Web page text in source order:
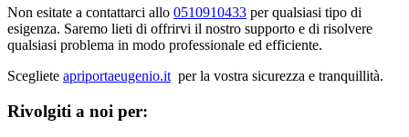
Non esitate a contattarci allo 0510910433 per qualsiasi tipo di
esigenza. Saremo lieti di offrirvi il nostro supporto e di risolvere
qualsiasi problema in modo professionale ed efficiente.
Scegliete apriportaeugenio.it per la vostra sicurezza e tranquillità.
Rivolgiti a noi per: